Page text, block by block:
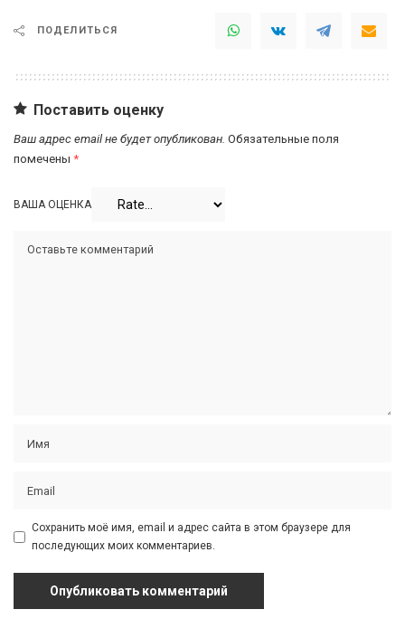
ПОДЕЛИТЬСЯ
Поставить оценку
Ваш адрес email не будет опубликован. Обязательные поля
помечены *
ВАША ОЦЕНКА
Сохранить моё имя, email и адрес сайта в этом браузере для
последующих моих комментариев.